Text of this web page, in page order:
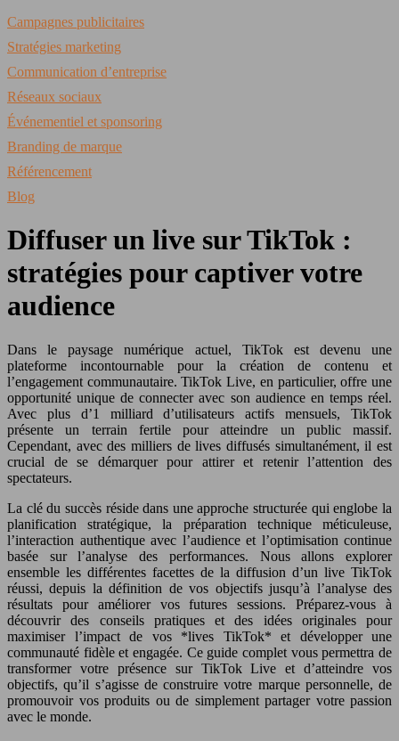
Campagnes publicitaires
Stratégies marketing
Communication d’entreprise
Réseaux sociaux
Événementiel et sponsoring
Branding de marque
Référencement
Blog
Diffuser un live sur TikTok :
stratégies pour captiver votre
audience
Dans le paysage numérique actuel, TikTok est devenu une
plateforme incontournable pour la création de contenu et
l’engagement communautaire. TikTok Live, en particulier, offre une
opportunité unique de connecter avec son audience en temps réel.
Avec plus d’1 milliard d’utilisateurs actifs mensuels, TikTok
présente un terrain fertile pour atteindre un public massif.
Cependant, avec des milliers de lives diffusés simultanément, il est
crucial de se démarquer pour attirer et retenir l’attention des
spectateurs.
La clé du succès réside dans une approche structurée qui englobe la
planification stratégique, la préparation technique méticuleuse,
l’interaction authentique avec l’audience et l’optimisation continue
basée sur l’analyse des performances. Nous allons explorer
ensemble les différentes facettes de la diffusion d’un live TikTok
réussi, depuis la définition de vos objectifs jusqu’à l’analyse des
résultats pour améliorer vos futures sessions. Préparez-vous à
découvrir des conseils pratiques et des idées originales pour
maximiser l’impact de vos *lives TikTok* et développer une
communauté fidèle et engagée. Ce guide complet vous permettra de
transformer votre présence sur TikTok Live et d’atteindre vos
objectifs, qu’il s’agisse de construire votre marque personnelle, de
promouvoir vos produits ou de simplement partager votre passion
avec le monde.